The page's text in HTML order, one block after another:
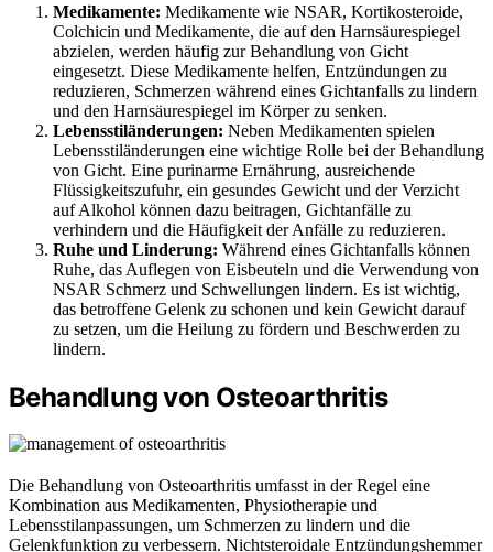
Medikamente: Medikamente wie NSAR, Kortikosteroide,
Colchicin und Medikamente, die auf den Harnsäurespiegel
abzielen, werden häufig zur Behandlung von Gicht
eingesetzt. Diese Medikamente helfen, Entzündungen zu
reduzieren, Schmerzen während eines Gichtanfalls zu lindern
und den Harnsäurespiegel im Körper zu senken.
Lebensstiländerungen: Neben Medikamenten spielen
Lebensstiländerungen eine wichtige Rolle bei der Behandlung
von Gicht. Eine purinarme Ernährung, ausreichende
Flüssigkeitszufuhr, ein gesundes Gewicht und der Verzicht
auf Alkohol können dazu beitragen, Gichtanfälle zu
verhindern und die Häufigkeit der Anfälle zu reduzieren.
Ruhe und Linderung: Während eines Gichtanfalls können
Ruhe, das Auflegen von Eisbeuteln und die Verwendung von
NSAR Schmerz und Schwellungen lindern. Es ist wichtig,
das betroffene Gelenk zu schonen und kein Gewicht darauf
zu setzen, um die Heilung zu fördern und Beschwerden zu
lindern.
Behandlung von Osteoarthritis
Die Behandlung von Osteoarthritis umfasst in der Regel eine
Kombination aus Medikamenten, Physiotherapie und
Lebensstilanpassungen, um Schmerzen zu lindern und die
Gelenkfunktion zu verbessern. Nichtsteroidale Entzündungshemmer